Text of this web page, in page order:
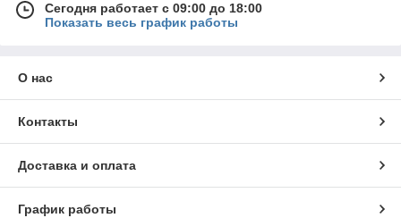
Сегодня работает с 09:00 до 18:00
Показать весь график работы
О нас
Контакты
Доставка и оплата
График работы